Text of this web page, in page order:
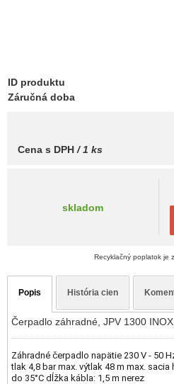
ID produktu
Záručná doba
Cena s DPH/ 1 ks
skladom
Recyklačný poplatok je
Popis História cien
Čerpadlo záhradné, JPV 1300
Záhradné čerpadlo napätie 230 V - 50
tlak 4,8 bar max. výtlak 48 m max.
do 35°C dĺžka kábla: 1,5 m nerez